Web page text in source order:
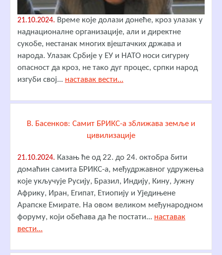
21.10.2024. Време које долази донеће, кроз улазак у
наднационалне организације, али и директне
сукобе, нестанак многих вјештачких држава и
народа. Улазак Србије у ЕУ и НАТО носи сигурну
опасност да кроз, не тако дуг процес, српки народ
изгуби свој... наставак вести...
В. Басенков: Самит БРИКС-а зближава земље и
цивилизације
21.10.2024. Казањ ће од 22. до 24. октобра бити
домаћин самита БРИКС-а, међудржавног удружења
које укључује Русију, Бразил, Индију, Кину, Јужну
Африку, Иран, Египат, Етиопију и Уједињене
Арапске Емирате. На овом великом међународном
форуму, који обећава да ће постати... наставак
вести...